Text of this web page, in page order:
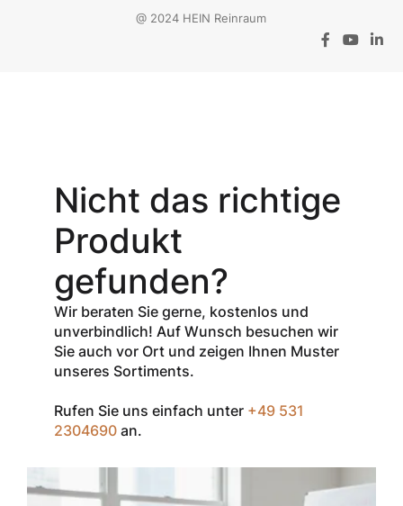
@ 2024 HEIN Reinraum
Gutschein-Code
INSPEC30
erhalten Sie
% Rabattauf
den Netto-
Verkaufspreis
aller Produkte
der Marke
InSpec von
Zum Einlösen
geben Sie den
Warenkorb oder
an der Kasse
Nicht das richtige
Produkt
gefunden?
Wir beraten Sie gerne, kostenlos und
unverbindlich! Auf Wunsch besuchen wir
Sie auch vor Ort und zeigen Ihnen Muster
unseres Sortiments.
Rufen Sie uns einfach unter +49 531
2304690 an.